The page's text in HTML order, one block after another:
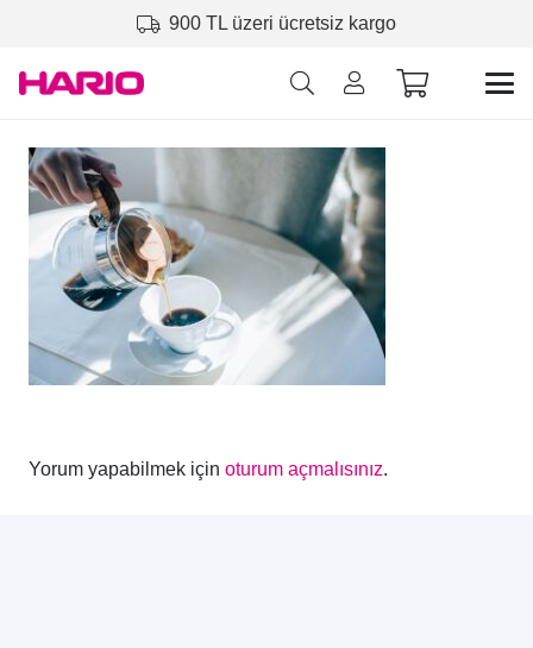
900 TL üzeri ücretsiz kargo
Yorum yapabilmek için oturum açmalısınız.